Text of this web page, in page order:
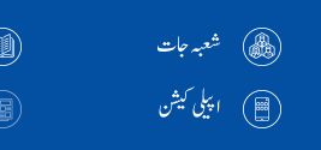
شعبہ جات
اپیلی کیشن